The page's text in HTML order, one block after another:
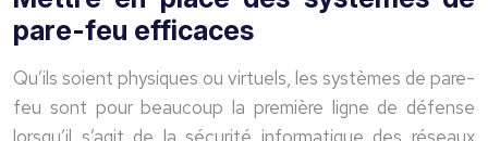
pare-feu efficaces
Qu’ils soient physiques ou virtuels, les systèmes de pare-
feu sont pour beaucoup la première ligne de défense